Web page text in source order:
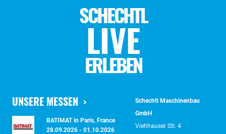
SCHECHTL
LIVE
ERLEBEN
UNSERE MESSEN
BATIMAT in Paris, France
28.09.2026 - 01.10.2026
Schechtl Maschinenbau
GmbH
Viehhauser Str. 4